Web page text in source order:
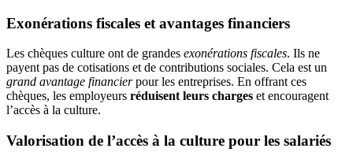
Exonérations fiscales et avantages financiers
Les chèques culture ont de grandes exonérations fiscales. Ils ne
payent pas de cotisations et de contributions sociales. Cela est un
grand avantage financierpour les entreprises. En offrant ces
chèques, les employeurs réduisent leurs charges et encouragent
l’accès à la culture.
Valorisation de l’accès à la culture pour les salariés